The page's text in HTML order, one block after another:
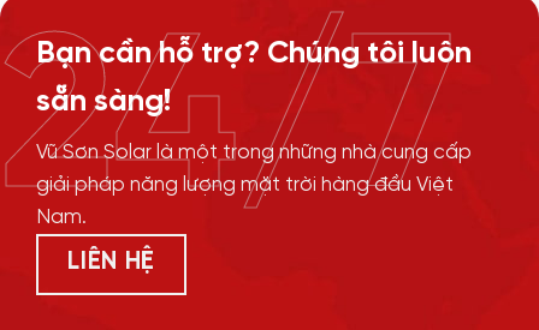
Bạn cần hỗ trợ? Chúng tôi luôn
sẵn sàng!
Vũ Sơn Solar là một trong những nhà cung cấp
giải pháp năng lượng mặt trời hàng đầu Việt
Nam.
LIÊN HỆ
24/7